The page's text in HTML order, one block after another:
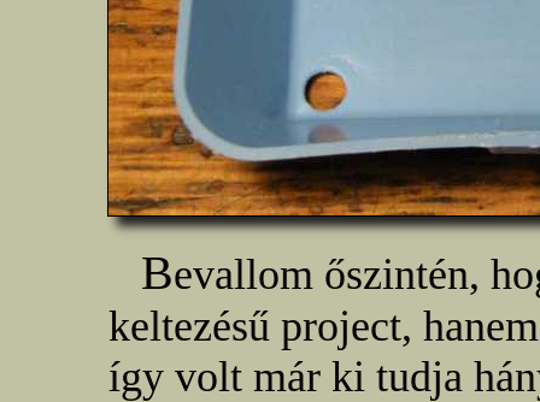
Bevallom őszintén,
keltezésű project,
így volt már ki tudja